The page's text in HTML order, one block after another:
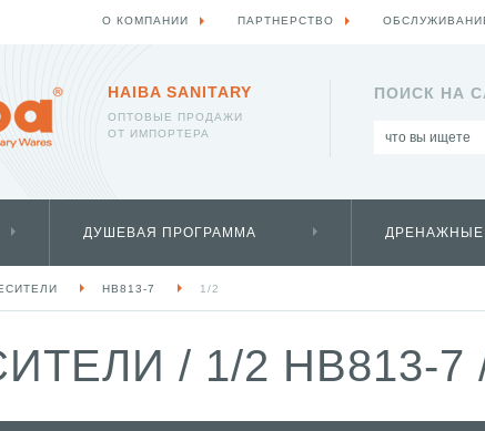
HAIBA SANITARY
ОПТОВЫЕ ПРОДАЖИ
ОТ ИМПОРТЕРА
ПОИСК НА
ДУШЕВАЯ ПРОГРАММА ДРЕНАЖНЫЕ
HB813-7 1/2
/ 1/2 HB813-7
О КОМПАНИИ ПАРТНЕРСТВО